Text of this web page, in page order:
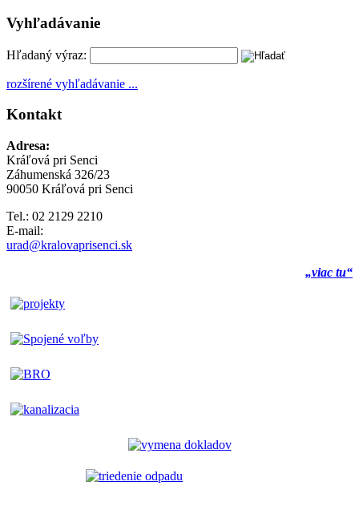
Vyhľadávanie
Hľadaný výraz:
rozšírené vyhľadávanie ...
Kontakt
Adresa:
Kráľová pri Senci
Záhumenská 326/23
90050 Kráľová pri Senci
Tel.: 02 2129 2210
E-mail:
urad@kralovaprisenci.sk
„viac tu“